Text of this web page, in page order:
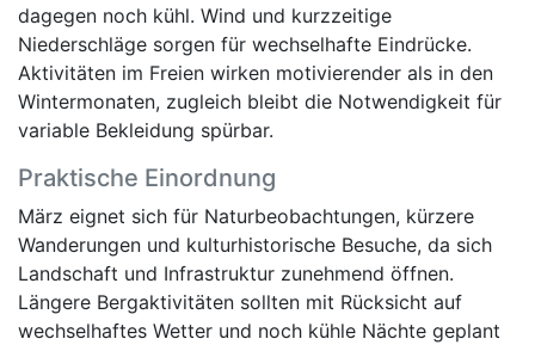
dagegen noch kühl. Wind und kurzzeitige
Niederschläge sorgen für wechselhafte Eindrücke.
Aktivitäten im Freien wirken motivierender als in den
Wintermonaten, zugleich bleibt die Notwendigkeit für
variable Bekleidung spürbar.
Praktische Einordnung
März eignet sich für Naturbeobachtungen, kürzere
Wanderungen und kulturhistorische Besuche, da sich
Landschaft und Infrastruktur zunehmend öffnen.
Längere Bergaktivitäten sollten mit Rücksicht auf
wechselhaftes Wetter und noch kühle Nächte geplant